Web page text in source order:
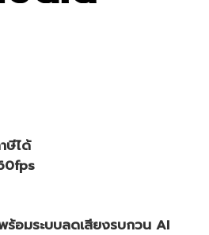
ษีได้
ร้อมระบบลดเสียงรบกวน AI